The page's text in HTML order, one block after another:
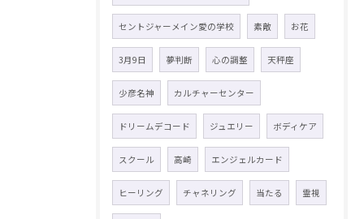
セントジャーメイン愛の学校 素敵 お花
3月9日 夢判断 心の調整 天秤座
少彦名神 カルチャーセンター
ドリームデコード ジュエリー ボディケア
スクール 高崎 エンジェルカード
ヒーリング チャネリング 当たる 霊視